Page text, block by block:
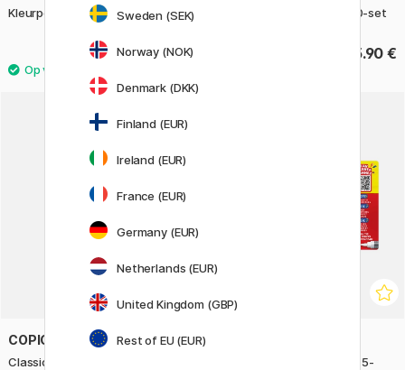
Kleurpotloden 24-set
12.40 €
15.50 €
Pigment Arts Brush Pen 60-set
205.90 €
COPIC
Classic 12-set Cool Gray
Creative Marker Brush Tip 5-
Sweden (SEK)
Norway (NOK)
Denmark (DKK)
Finland (EUR)
Ireland (EUR)
France (EUR)
Germany (EUR)
Netherlands (EUR)
United Kingdom (GBP)
Rest of EU (EUR)